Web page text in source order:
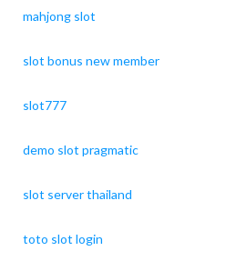
mahjong slot
slot bonus new member
slot777
demo slot pragmatic
slot server thailand
toto slot login